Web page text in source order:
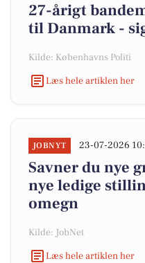
27-årigt
til Danmark -
Kilde: Københavns Politi
Læs hele artiklen her
JOBNYT 23-07-2026
Savner du nye
nye ledige
omegn
Kilde: JobNet
Læs hele artiklen her